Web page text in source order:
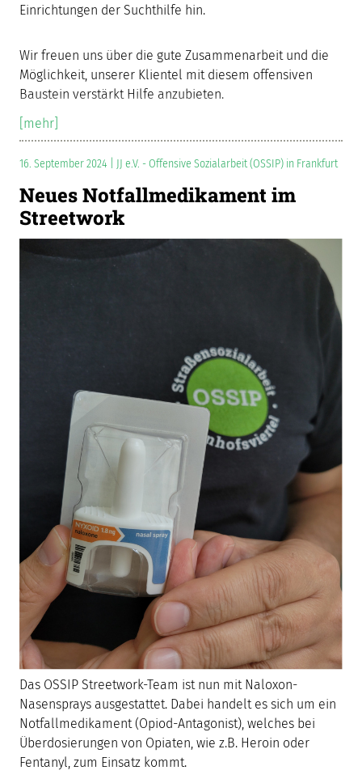
Einrichtungen der Suchthilfe hin.
Wir freuen uns über die gute Zusammenarbeit und die
Möglichkeit, unserer Klientel mit diesem offensiven
Baustein verstärkt Hilfe anzubieten.
[mehr]
16. September 2024 | JJ e.V. - Offensive Sozialarbeit (OSSIP) in Frankfurt
Neues Notfallmedikament im
Streetwork
Das OSSIP Streetwork-Team ist nun mit Naloxon-
Nasensprays ausgestattet. Dabei handelt es sich um ein
Notfallmedikament (Opiod-Antagonist), welches bei
Überdosierungen von Opiaten, wie z.B. Heroin oder
Fentanyl, zum Einsatz kommt.